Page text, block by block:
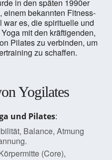
in den späten 1990er
, einem bekannten Fitness-
war es, die spirituelle und
mit den kräftigenden,
Pilates zu verbinden, um
zu schaffen.
Yogilates
und Pilates:
Balance, Atmung
(Core),